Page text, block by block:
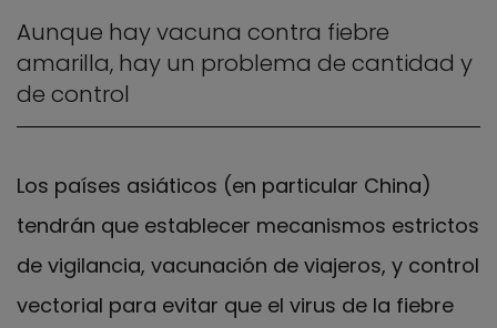
Aunque hay vacuna contra fiebre
amarilla, hay un problema de cantidad y
de control
Los países asiáticos (en particular China)
tendrán que establecer mecanismos estrictos
de vigilancia, vacunación de viajeros, y control
vectorial para evitar que el virus de la fiebre